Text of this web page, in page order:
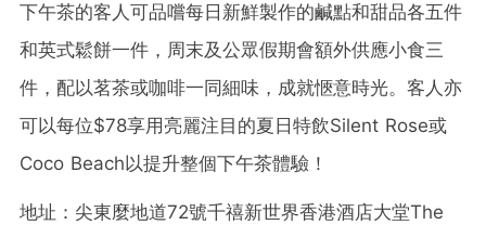
下午茶的客人可品嚐每日新鮮製作的鹹點和甜品各五件
和英式鬆餅一件，周末及公眾假期會額外供應小食三
件，配以茗茶或咖啡一同細味，成就愜意時光。客人亦
可以每位$78享用亮麗注目的夏日特飲Silent Rose或
Coco Beach以提升整個下午茶體驗！
地址：尖東麼地道72號千禧新世界香港酒店大堂The